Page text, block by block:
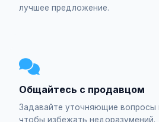
лучшее предложение.
Общайтесь с продавцом
Задавайте уточняющие вопросы
чтобы избежать недоразумений.